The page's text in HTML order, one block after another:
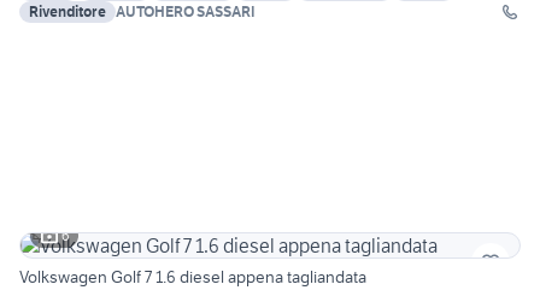
Rivenditore AUTOHERO SASSARI
6
Volkswagen Golf 7 1.6 diesel appena tagliandata